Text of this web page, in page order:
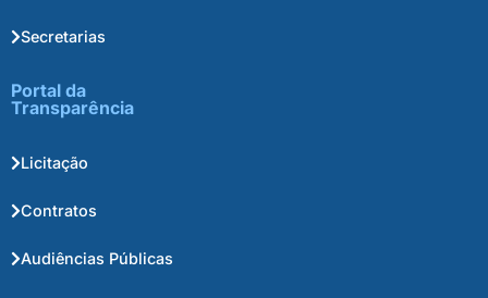
Secretarias
Portal da
Transparência
Licitação
Contratos
Audiências Públicas